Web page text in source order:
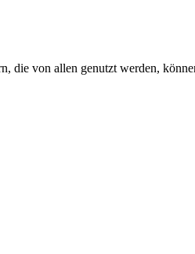
die von allen genutzt werden,